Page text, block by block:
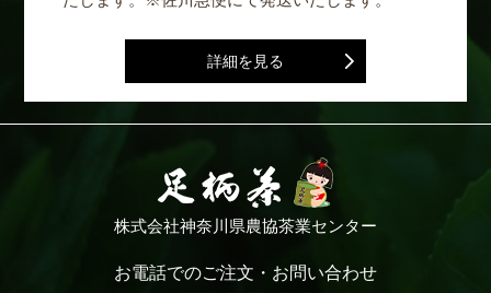
詳細を見る
株式会社神奈川県農協茶業センター
お電話でのご注文・お問い合わせ